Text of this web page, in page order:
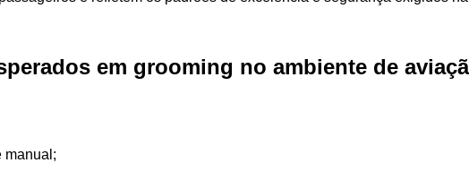
em grooming no ambiente de
manual;